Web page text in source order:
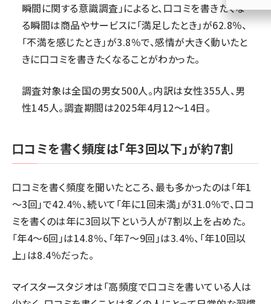
瞬間に関する意識調査」によると、口コミを書きたくな
る瞬間は商品やサービスに「満足したとき」が62.8％、
「不満を感じたとき」が3.8％で、感情が大きく動いたと
きに口コミを書きたくなることがわかった。
調査対象は全国の男女500人。内訳は女性355人、男
性145人。調査期間は2025年4月12～14日。
口コミを書く頻度は「年3回以下」が約7割
口コミを書く頻度を聞いたところ、最も多かったのは「年1
～3回」で42.4％、続いて「年に1回未満」が31.0％で、口コ
ミを書くのは年に3回以下という人が7割以上を占めた。
「年4〜6回」は14.8％、「年7〜9回」は3.4％、「年10回以
上」は8.4％だった。
マイスタースタジオは「高頻度で口コミを書いている人は
参